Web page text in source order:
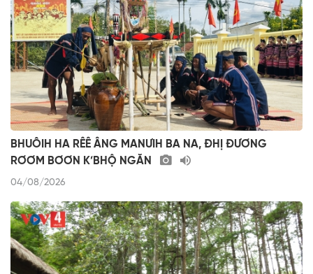
BHUÔIH HA RÊÊ ÂNG MANƯIH BA NA, ĐHỊ ĐƯƠNG
RƠƠM BƠƠN K’BHỘ NGĂN
04/08/2026